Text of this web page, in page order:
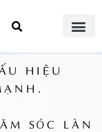
HIỆU
SÓC LÀN